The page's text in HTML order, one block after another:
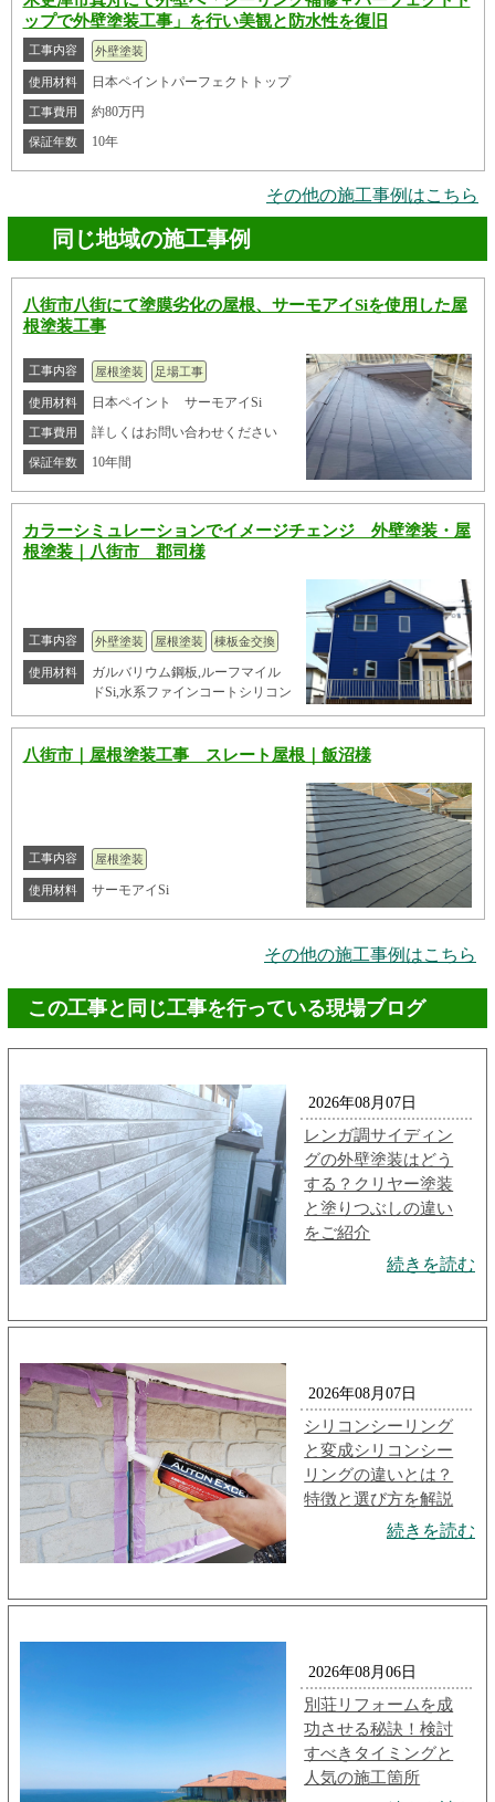
ップで外壁塗装工事」を行い美観と防水性を復旧
工事内容 外壁塗装
使用材料 日本ペイントパーフェクトトップ
工事費用 約80万円
保証年数 10年
その他の施工事例はこちら
同じ地域の施工事例
八街市八街にて塗膜劣化の屋根、サーモアイSiを使用した屋
根塗装工事
工事内容 屋根塗装 足場工事
使用材料 日本ペイント サーモアイSi
工事費用 詳しくはお問い合わせください
保証年数 10年間
カラーシミュレーションでイメージチェンジ 外壁塗装・屋
根塗装｜八街市 郡司様
工事内容 外壁塗装 屋根塗装 棟板金交換
使用材料
ガルバリウム鋼板,ルーフマイル
ドSi,水系ファインコートシリコン
八街市｜屋根塗装工事 スレート屋根｜飯沼様
工事内容 屋根塗装
使用材料 サーモアイSi
その他の施工事例はこちら
この工事と同じ工事を行っている現場ブログ
2026年08月07日
レンガ調サイディン
グの外壁塗装はどう
する？クリヤー塗装
と塗りつぶしの違い
をご紹介
続きを読む
2026年08月07日
シリコンシーリング
と変成シリコンシー
リングの違いとは？
特徴と選び方を解説
続きを読む
2026年08月06日
別荘リフォームを成
功させる秘訣！検討
すべきタイミングと
人気の施工箇所